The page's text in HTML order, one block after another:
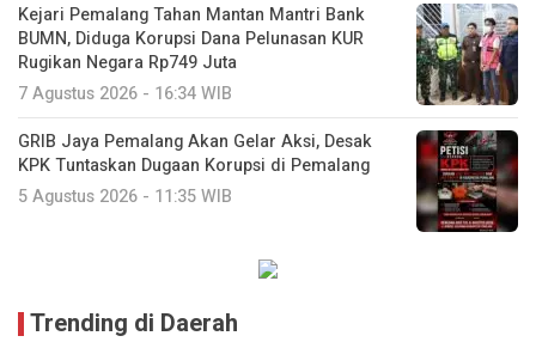
Kejari Pemalang Tahan Mantan Mantri Bank
BUMN, Diduga Korupsi Dana Pelunasan KUR
Rugikan Negara Rp749 Juta
7 Agustus 2026 - 16:34 WIB
GRIB Jaya Pemalang Akan Gelar Aksi, Desak
KPK Tuntaskan Dugaan Korupsi di Pemalang
5 Agustus 2026 - 11:35 WIB
Trending di Daerah